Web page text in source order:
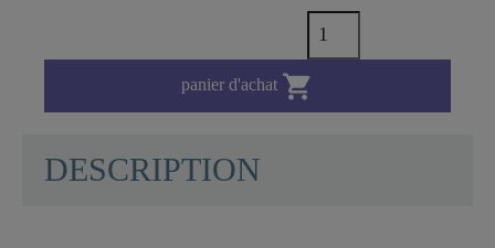
panier d'achat 
DESCRIPTION